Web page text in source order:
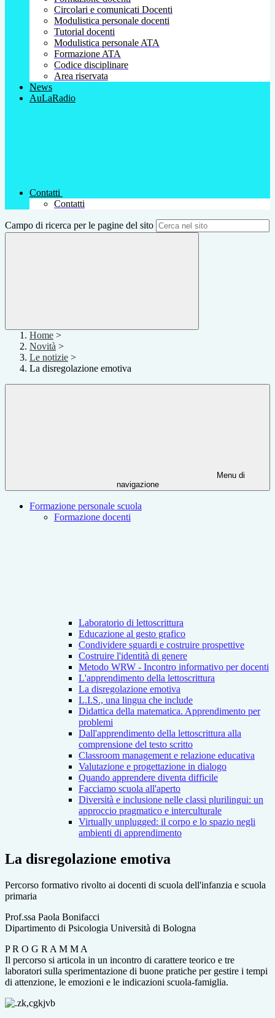
Circolari e comunicati Docenti
Modulistica personale docenti
Tutorial docenti
Modulistica personale ATA
Formazione ATA
Codice disciplinare
Area riservata
News
AuLaRadio
Contatti
Contatti
Campo di ricerca per le pagine del sito
Home >
Novità >
Le notizie >
La disregolazione emotiva
Menu di
navigazione
Formazione personale scuola
Formazione docenti
Laboratorio di lettoscrittura
Educazione al gesto grafico
Condividere sguardi e costruire prospettive
Costruire l'identità di genere
Metodo WRW - Incontro informativo per docenti
L'apprendimento della lettoscrittura
La disregolazione emotiva
L.I.S., una lingua che include
Didattica della matematica. Apprendimento per
problemi
Dall'apprendimento della lettoscrittura alla
comprensione del testo scritto
Classroom management e relazione educativa
Valutazione e progettazione in dialogo
Quando apprendere diventa difficile
Facciamo scuola all'aperto
Diversità e inclusione nelle classi plurilingui: un
approccio pragmatico e interculturale
Virtually unplugged: il corpo e lo spazio negli
ambienti di apprendimento
La disregolazione emotiva
Percorso formativo rivolto ai docenti di scuola dell'infanzia e scuola
primaria
Prof.ssa Paola Bonifacci
Dipartimento di Psicologia Università di Bologna
P R O G R A M M A
Il percorso si articola in un incontro di carattere teorico e tre
laboratori sulla sperimentazione di buone pratiche per gestire i tempi
di attenzione, le emozioni e le indicazioni scuola-famiglia.